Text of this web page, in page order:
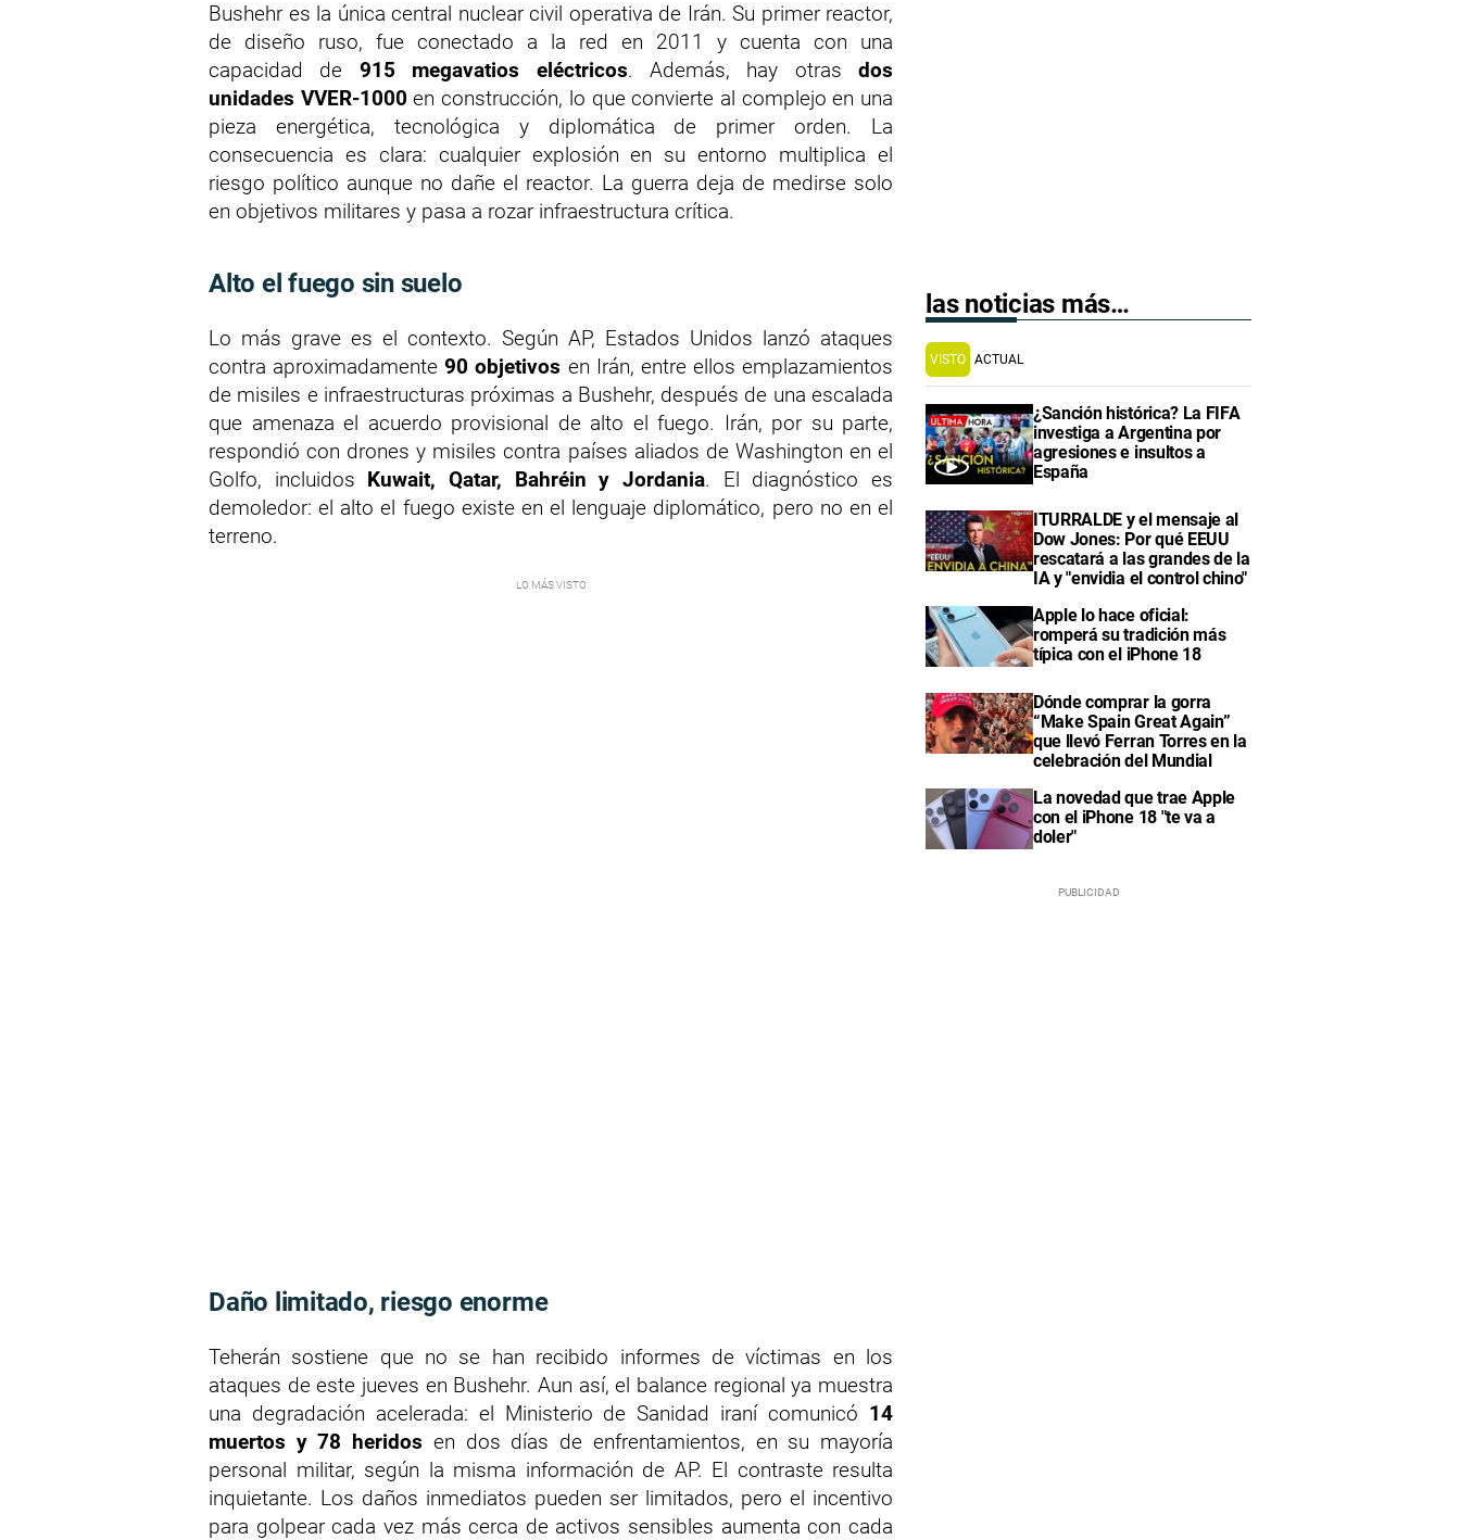
Bushehr es la única central nuclear civil operativa de Irán. Su primer reactor,
de diseño ruso, fue conectado a la red en 2011 y cuenta con una
capacidad de 915 megavatios eléctricos. Además, hay otras dos
unidades VVER-1000 en construcción, lo que convierte al complejo en una
pieza energética, tecnológica y diplomática de primer orden. La
consecuencia es clara: cualquier explosión en su entorno multiplica el
riesgo político aunque no dañe el reactor. La guerra deja de medirse solo
en objetivos militares y pasa a rozar infraestructura crítica.
Alto el fuego sin suelo
Lo más grave es el contexto. Según AP, Estados Unidos lanzó ataques
contra aproximadamente90 objetivos en Irán, entre ellos emplazamientos
de misiles e infraestructuras próximas a Bushehr, después de una escalada
que amenaza el acuerdo provisional de alto el fuego. Irán, por su parte,
respondió con drones y misiles contra países aliados de Washington en el
Golfo, incluidos Kuwait, Qatar, Bahréin y Jordania. El diagnóstico es
demoledor: el alto el fuego existe en el lenguaje diplomático, pero no en el
terreno.
Daño limitado, riesgo enorme
Teherán sostiene que no se han recibido informes de víctimas en los
ataques de este jueves en Bushehr. Aun así, el balance regional ya muestra
una degradación acelerada: el Ministerio de Sanidad iraní comunicó 14
muertos y 78 heridos en dos días de enfrentamientos, en su mayoría
personal militar, según la misma información de AP. El contraste resulta
inquietante. Los daños inmediatos pueden ser limitados, pero el incentivo
para golpear cada vez más cerca de activos sensibles aumenta con cada
las noticias más…
VISTO ACTUAL
¿Sanción histórica? La FIFA
investiga a Argentina por
agresiones e insultos a
España
ITURRALDE y el mensaje al
Dow Jones: Por qué EEUU
rescatará a las grandes de la
IA y "envidia el control chino"
Apple lo hace oficial:
romperá su tradición más
típica con el iPhone 18
Dónde comprar la gorra
“Make Spain Great Again”
que llevó Ferran Torres en la
celebración del Mundial
La novedad que trae Apple
con el iPhone 18 "te va a
doler"